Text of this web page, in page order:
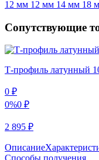
12 мм 12 мм 14 мм 18
Сопутствующие
Т-профиль латунный
0 ₽
0%0 ₽
2 895 ₽
Описание